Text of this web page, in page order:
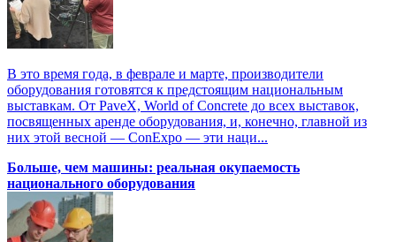
В это время года, в феврале и марте, производители
оборудования готовятся к предстоящим национальным
выставкам. От PaveX, World of Concrete до всех выставок,
посвященных аренде оборудования, и, конечно, главной из
них этой весной — ConExpo — эти наци...
Больше, чем машины: реальная окупаемость
национального оборудования